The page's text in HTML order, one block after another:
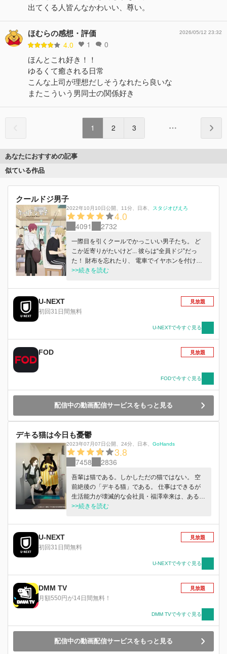
出てくる人皆んなかわいい、尊い。
ほむらの感想・評価
4.0 1 0
2026/05/12 23:32
ほんとこれ好き！！
ゆるくて癒される日常
こんな上司が理想だしそうなれたら良いな
またこういう男同士の関係好き
1 2 3
あなたにおすすめの記事
似ている作品
クールドジ男子
2022年10月10日公開 11分 日本 スタジオぴえろ
4.0
4091 2732
一際目を引くクールでかっこいい男子たち。 ど
こか近寄りがたいけど... 彼らは“全員ドジ”だっ
た！ 財布を忘れたり、 電車でイヤホンを付けず
音楽を流したり、 コンタクトなのにメガネを上
かず逆に刺して使ったり、 傘と間違えて靴べら
を持ち歩いたり―― そんなドジさえもクールに
キメてしまう、 それが「クールドジ男子」。 ド
に集めて、2クールでお届けします！ 見ればきっ
と、あなたも好きになる。 笑って癒されるドジ
>>続きを読む
U-NEXT
初回31日間無料
見放題
U-NEXTで今すぐ見る
FOD 見放題
FODで今すぐ見る
配信中の動画配信サービスをもっと見る
デキる猫は今日も憂鬱
2023年07月07日公開 24分 日本 GoHands
3.8
7458 2836
吾輩は猫である。しかしただの猫ではない。 空
前絶後の「デキる猫」である。 仕事はできるが
生活能力が壊滅的な会社員・福澤幸来は、ある日
凍死寸前の仔猫を拾う。諭吉と名付けたその猫は
メなご主人様に代わって料理、洗濯、掃除、買い
出し、ご近所付き合い……あらゆることを完璧に
こなす“デキる猫”になっていた。 「うちの猫ちょ
つ、諭吉のおいしい料理に胃袋を掴まれ、生活の
全てを支えられている幸来はもう諭吉なしの生活
なんて考えられない！ 夢のパーフェクトにゃん
ことハイパーずぼら会社員のまったりのんびり同
居ライフ。
>>続きを読む
U-NEXT
初回31日間無料
見放題
U-NEXTで今すぐ見る
DMM TV
月額550円が14日間無料！
見放題
DMM TVで今すぐ見る
配信中の動画配信サービスをもっと見る